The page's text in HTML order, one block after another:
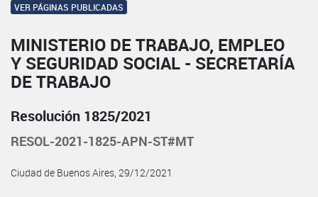
VER PÁGINAS PUBLICADAS
MINISTERIO DE TRABAJO, EMPLEO
Y SEGURIDAD SOCIAL - SECRETARÍA
DE TRABAJO
Resolución 1825/2021
RESOL-2021-1825-APN-ST#MT
Ciudad de Buenos Aires, 29/12/2021